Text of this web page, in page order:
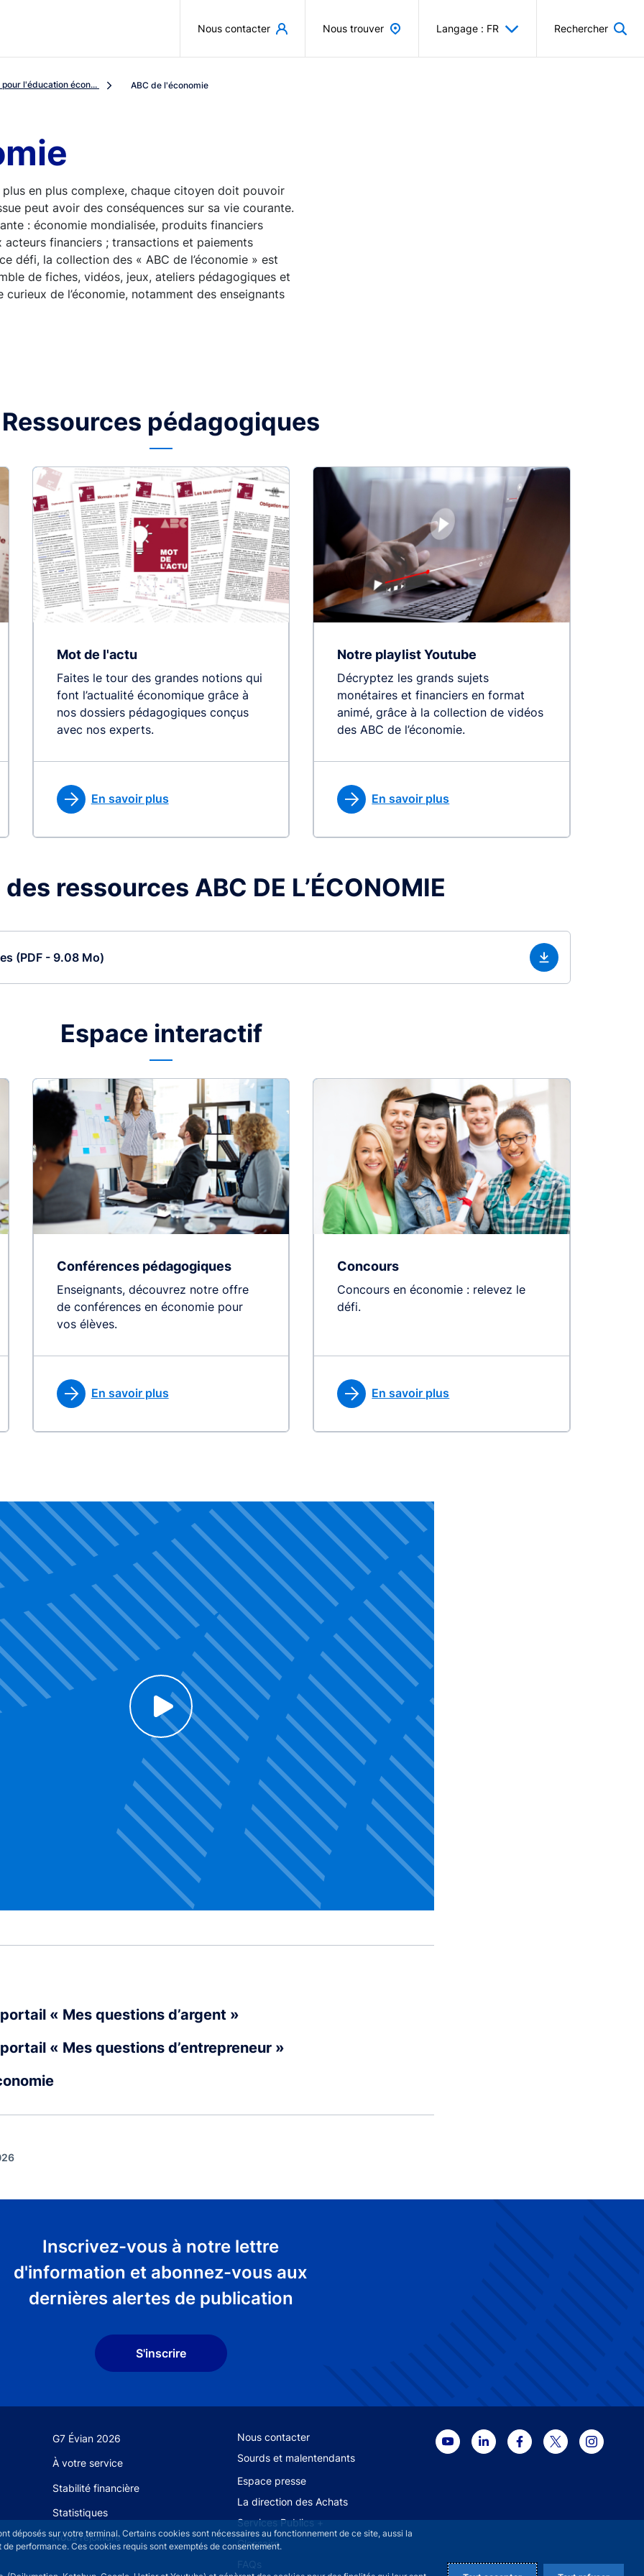
déposés sur votre terminal. Certains cookies sont nécessaires au fonctionnement de ce site, aussi la
performance. Ces cookies requis sont exemptés de consentement.
Nous contacter Nous trouver Langage : FR Rechercher
l'éducation écon... ABC de l'économie
en plus complexe, chaque citoyen doit pouvoir
peut avoir des conséquences sur sa vie courante.
: économie mondialisée, produits financiers
financiers ; transactions et paiements
défi, la collection des « ABC de l’économie » est
de fiches, vidéos, jeux, ateliers pédagogiques et
de l’économie, notamment des enseignants
Ressources pédagogiques
Mot de l'actu
Faites le tour des grandes notions qui
font l’actualité économique grâce à
nos dossiers pédagogiques conçus
avec nos experts.
En savoir plus
Notre playlist Youtube
Décryptez les grands sujets
monétaires et financiers en format
animé, grâce à la collection de vidéos
des ABC de l’économie.
En savoir plus
ressources ABC DE L’ÉCONOMIE
(PDF - 9.08 Mo)
Espace interactif
Conférences pédagogiques
Enseignants, découvrez notre offre
de conférences en économie pour
vos élèves.
En savoir plus
Concours
Concours en économie : relevez le
défi.
En savoir plus
Voir la vidéo
Click to enable Youtube cookies and see content
« Mes questions d’argent »
« Mes questions d’entrepreneur »
Inscrivez-vous à notre lettre
d'information et abonnez-vous aux
dernières alertes de publication
S'inscrire
G7 Évian 2026
À votre service
Stabilité financière
Statistiques
Nous rejoindre
Footer secondary menu
Nous contacter
Sourds et malentendants
Espace presse
La direction des Achats
Services Publics +
Glossaire
FAQs